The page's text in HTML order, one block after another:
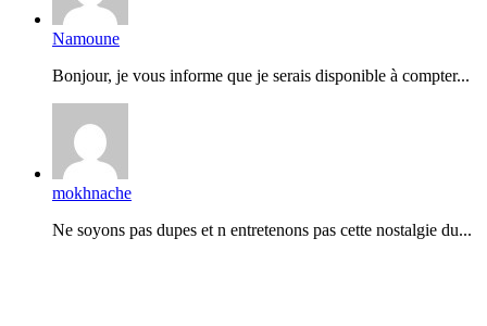
Namoune
Bonjour, je vous informe que je serais disponible à compter...
mokhnache
Ne soyons pas dupes et n entretenons pas cette nostalgie du...